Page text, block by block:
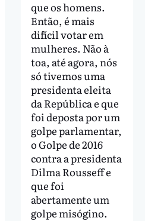
que os homens.
Então, é mais
difícil votar em
mulheres. Não à
toa, até agora, nós
só tivemos uma
presidenta eleita
da República e que
foi deposta por um
golpe parlamentar,
o Golpe de 2016
contra a presidenta
Dilma Rousseff e
que foi
abertamente um
golpe misógino.